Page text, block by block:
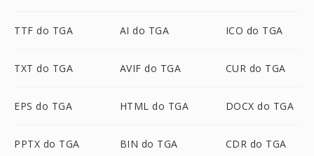
TTF do TGA AI do TGA ICO do TGA
TXT do TGA AVIF do TGA CUR do TGA
EPS do TGA HTML do TGA DOCX do TGA
PPTX do TGA BIN do TGA CDR do TGA